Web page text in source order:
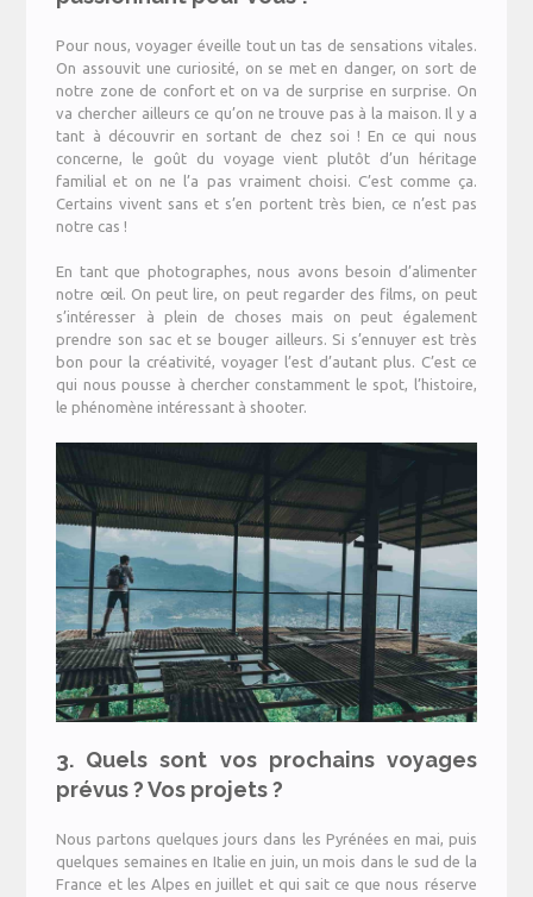
Pour nous, voyager éveille tout un tas de sensations vitales.
On assouvit une curiosité, on se met en danger, on sort de
notre zone de confort et on va de surprise en surprise. On
va chercher ailleurs ce qu’on ne trouve pas à la maison. Il y a
tant à découvrir en sortant de chez soi ! En ce qui nous
concerne, le goût du voyage vient plutôt d’un héritage
familial et on ne l’a pas vraiment choisi. C’est comme ça.
Certains vivent sans et s’en portent très bien, ce n’est pas
notre cas !
En tant que photographes, nous avons besoin d’alimenter
notre œil. On peut lire, on peut regarder des films, on peut
s’intéresser à plein de choses mais on peut également
prendre son sac et se bouger ailleurs. Si s’ennuyer est très
bon pour la créativité, voyager l’est d’autant plus. C’est ce
qui nous pousse à chercher constamment le spot, l’histoire,
le phénomène intéressant à shooter.
3. Quels sont vos prochains voyages
prévus ? Vos projets ?
Nous partons quelques jours dans les Pyrénées en mai, puis
quelques semaines en Italie en juin, un mois dans le sud de la
France et les Alpes en juillet et qui sait ce que nous réserve